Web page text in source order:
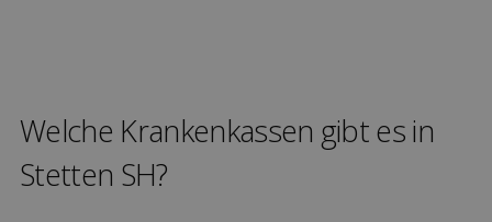
Welche Kranken­kassen gibt es in
Stetten SH?